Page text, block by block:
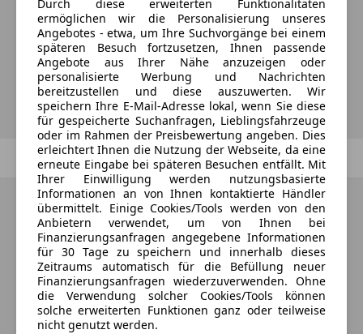
werden?
Suche speichern
Zurück 1/1 Weiter
Durch diese erweiterten Funktionalitäten
ermöglichen wir die Personalisierung unseres
Angebotes - etwa, um Ihre Suchvorgänge bei einem
späteren Besuch fortzusetzen, Ihnen passende
Angebote aus Ihrer Nähe anzuzeigen oder
personalisierte Werbung und Nachrichten
bereitzustellen und diese auszuwerten. Wir
speichern Ihre E-Mail-Adresse lokal, wenn Sie diese
für gespeicherte Suchanfragen, Lieblingsfahrzeuge
oder im Rahmen der Preisbewertung angeben. Dies
erleichtert Ihnen die Nutzung der Webseite, da eine
erneute Eingabe bei späteren Besuchen entfällt. Mit
Ihrer Einwilligung werden nutzungsbasierte
Informationen an von Ihnen kontaktierte Händler
übermittelt. Einige Cookies/Tools werden von den
Anbietern verwendet, um von Ihnen bei
Finanzierungsanfragen angegebene Informationen
für 30 Tage zu speichern und innerhalb dieses
Zeitraums automatisch für die Befüllung neuer
Finanzierungsanfragen wiederzuverwenden. Ohne
die Verwendung solcher Cookies/Tools können
solche erweiterten Funktionen ganz oder teilweise
nicht genutzt werden.